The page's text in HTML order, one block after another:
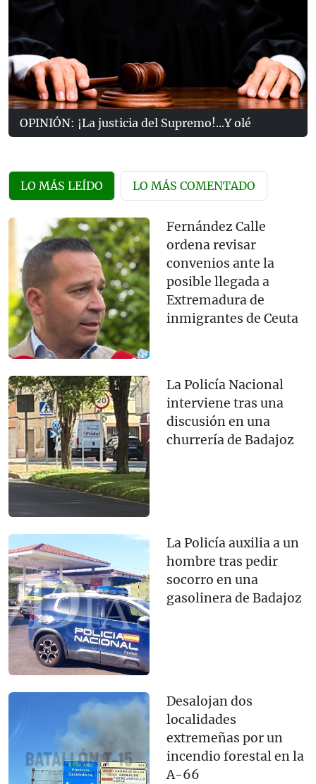
OPINIÓN: ¡La justicia del Supremo!...Y olé
LO MÁS LEÍDO LO MÁS COMENTADO
Fernández Calle
ordena revisar
convenios ante la
posible llegada a
Extremadura de
inmigrantes de Ceuta
La Policía Nacional
interviene tras una
discusión en una
churrería de Badajoz
La Policía auxilia a un
hombre tras pedir
socorro en una
gasolinera de Badajoz
Desalojan dos
localidades
extremeñas por un
incendio forestal en la
A-66